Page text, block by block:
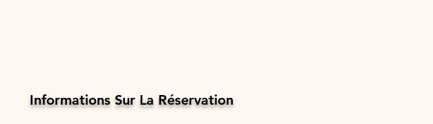
​Informations Sur La Réservation